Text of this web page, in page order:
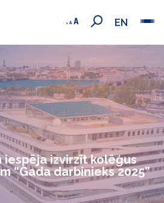
EN
iespēja izvirzīt kolēģus
“Gada darbinieks 2025”